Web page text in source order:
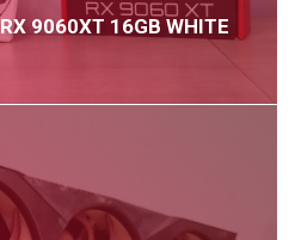
9060XT 16GB WHITE